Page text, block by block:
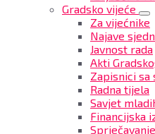
Gradsko vijeće
Za vijećnike
Najave
Javnost rada
Akti
Zapisnici sa
Radna tijela
Savjet
Financijska